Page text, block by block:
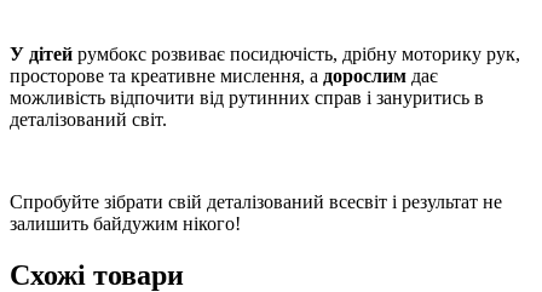
У дітей румбокс розвиває посидючість, дрібну моторику рук,
просторове та креативне мислення, а дорослим дає
можливість відпочити від рутинних справ і зануритись в
деталізований світ.
Спробуйте зібрати свій деталізований всесвіт і результат не
залишить байдужим нікого!
Схожі товари